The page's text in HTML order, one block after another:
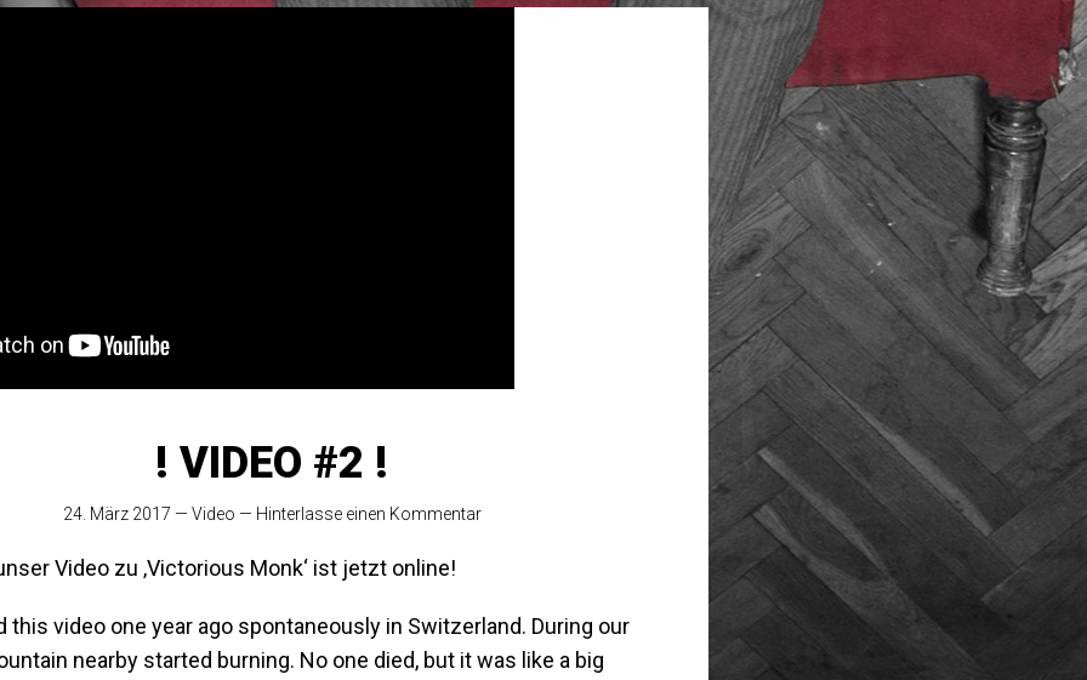
! VIDEO #2 !
24. März 2017 — Video — Hinterlasse einen Kommentar
Video zu ‚Victorious Monk‘ ist jetzt online!
this video one year ago spontaneously in Switzerland. During our
nearby started burning. No one died, but it was like a big